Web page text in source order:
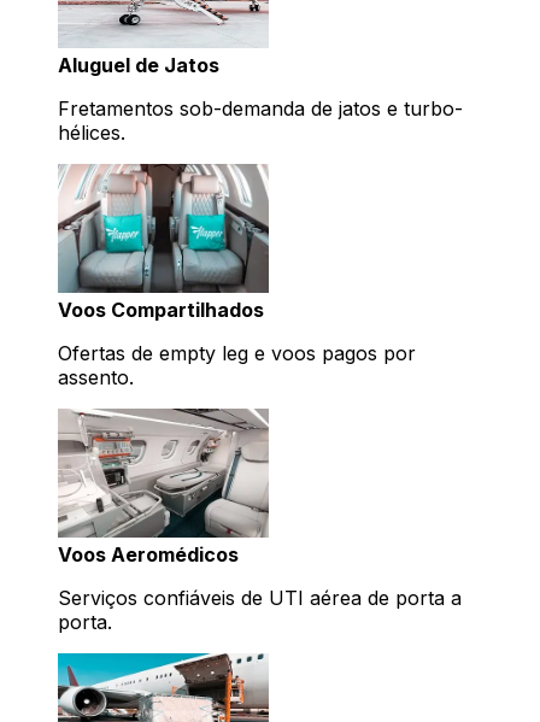
Aluguel de Jatos
Fretamentos sob-demanda de jatos e turbo-
hélices.
Voos Compartilhados
Ofertas de empty leg e voos pagos por
assento.
Voos Aeromédicos
Serviços confiáveis de UTI aérea de porta a
porta.